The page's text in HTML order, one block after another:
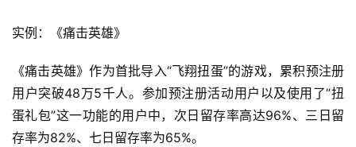
实例：《痛击英雄》
《痛击英雄》作为首批导入“飞翔扭蛋”的游戏，累积预注册
用户突破48万5千人。参加预注册活动用户以及使用了“扭
蛋礼包”这一功能的用户中，次日留存率高达96%、三日留
存率为82%、七日留存率为65%。